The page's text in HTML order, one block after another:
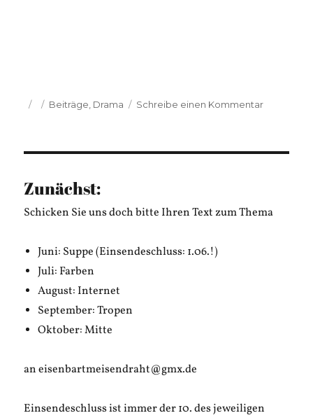
Veröffentlicht
Kategorien
Beiträge Drama Schreibe einen Kommentarzu
Zunächst:
Schicken Sie uns doch bitte Ihren Text zum Thema
Juni: Suppe (Einsendeschluss: 1.06.!)
Juli: Farben
August: Internet
September: Tropen
Oktober: Mitte
an eisenbartmeisendraht@gmx.de
Einsendeschluss ist immer der 10. des jeweiligen